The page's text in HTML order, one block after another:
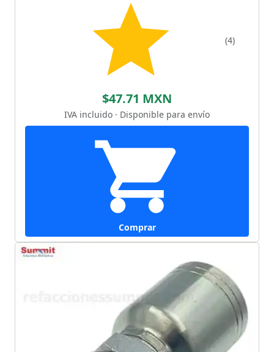
(4)
$47.71 MXN
IVA incluido · Disponible para envío
Comprar